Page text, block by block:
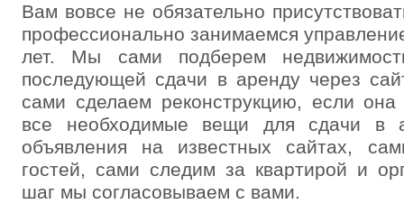
Вам вовсе не обязательно
профессионально занимаемся
лет. Мы сами подберем
последующей сдачи в аренду через
сами сделаем реконструкцию, если
все необходимые вещи для сдачи в
объявления на известных сайтах,
гостей, сами следим за квартирой и
шаг мы согласовываем с вами.